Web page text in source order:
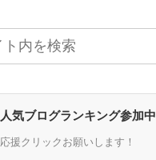
人気ブログランキング参加中
応援クリックお願いします！